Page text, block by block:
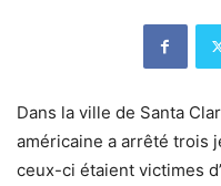
Dans la ville de Santa
américaine a arrêté trois
ceux-ci étaient victimes